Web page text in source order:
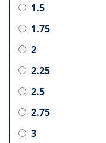
1.5
1.75
2
2.25
2.5
2.75
3